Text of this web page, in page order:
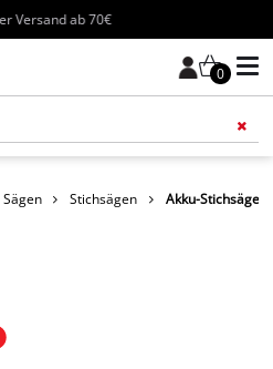
Versand ab 70€
0
Sägen Stichsägen Akku-Stichsäge